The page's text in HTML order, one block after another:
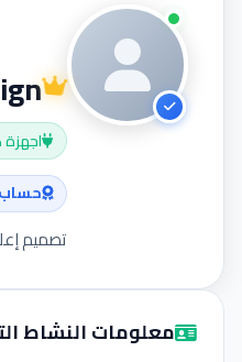
اجهزة
حساب
تصميم
معلومات النشاط